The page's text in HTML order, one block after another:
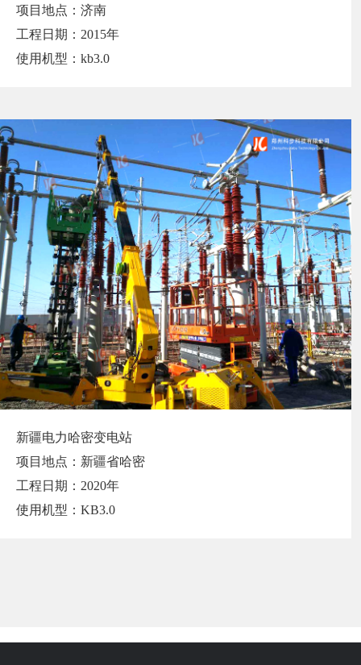
项目地点：济南
工程日期：2015年
使用机型：kb3.0
新疆电力哈密变电站
项目地点：新疆省哈密
工程日期：2020年
使用机型：KB3.0